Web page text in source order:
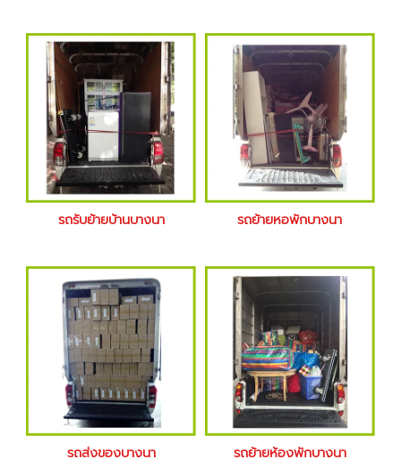
รถรับย้ายบ้านบางนา รถย้ายหอพักบางนา
รถส่งของบางนา รถย้ายห้องพักบางนา